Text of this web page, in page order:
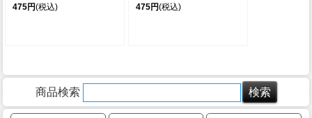
475円(税込)
475円(税込)
商品検索